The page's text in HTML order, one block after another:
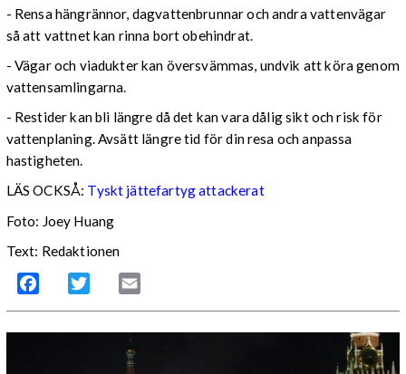
- Rensa hängrännor, dagvattenbrunnar och andra vattenvägar
så att vattnet kan rinna bort obehindrat.
- Vägar och viadukter kan översvämmas, undvik att köra genom
vattensamlingarna.
- Restider kan bli längre då det kan vara dålig sikt och risk för
vattenplaning. Avsätt längre tid för din resa och anpassa
hastigheten.
LÄS OCKSÅ: Tyskt jättefartyg attackerat
Foto: Joey Huang
Text: Redaktionen
Facebook Twitter